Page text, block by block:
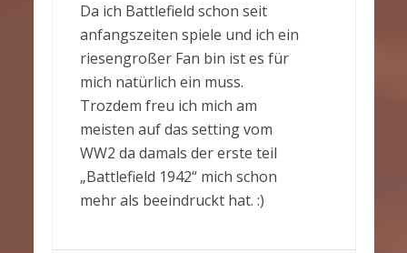
Da ich Battlefield schon seit
anfangszeiten spiele und ich ein
riesengroßer Fan bin ist es für
mich natürlich ein muss.
Trozdem freu ich mich am
meisten auf das setting vom
WW2 da damals der erste teil
„Battlefield 1942“ mich schon
mehr als beeindruckt hat. :)